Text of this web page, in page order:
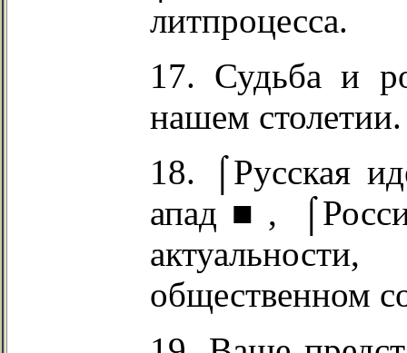
литпроцесса.
17. Судьба и
нашем столетии.
18. ⌠Русская
апад■,
общественном